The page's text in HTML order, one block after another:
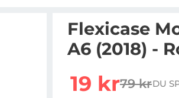
Flexicase
A6 (2018) -
rea pris
19 krtidigare
79 krDU